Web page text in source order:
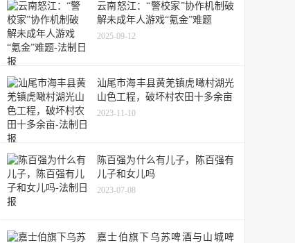
云南怒江：“警校家”协作机制破
解未成年人游戏“氪金”难题
2025-09-12
汕尾市海丰县黄羌镇虎噉村湖光
山色工程，破坏村农田十多余亩
2023-11-10
陈百强为什么有儿子，陈百强有
儿子和女儿吗
2023-07-08
嘉士伯旗下乌苏啤酒与山城啤